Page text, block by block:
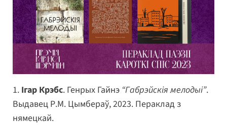
1. Ігар Крэбс. Генрых Гайнэ “Габрэйскія мелодыі”.
Выдавец Р.М. Цымбераў, 2023. Пераклад з
нямецкай.